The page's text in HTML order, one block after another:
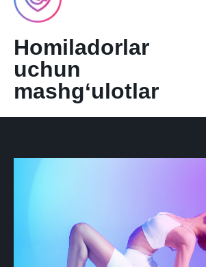
Homiladorlar
uchun
mashg‘ulotlar